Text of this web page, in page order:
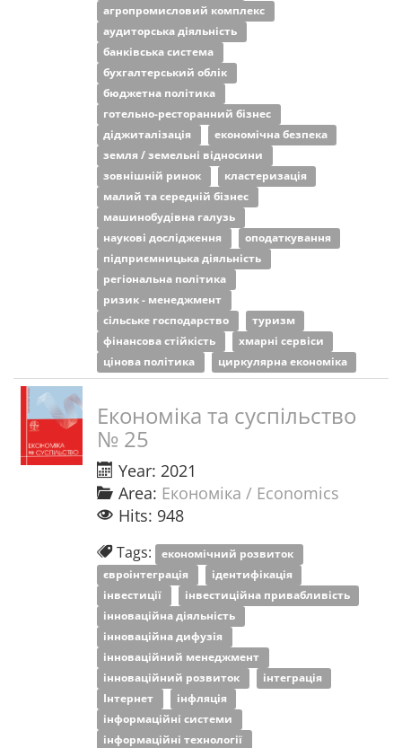
агропромисловий комплекс
аудиторська діяльність
банківська система
бухгалтерський облік
бюджетна політика
готельно-ресторанний бізнес
діджиталізація
економічна безпека
земля / земельні відносини
зовнішній ринок
кластеризація
малий та середній бізнес
машинобудівна галузь
наукові дослідження
оподаткування
підприємницька діяльність
регіональна політика
ризик - менеджмент
сільське господарство
туризм
фінансова стійкість
хмарні сервіси
цінова політика
циркулярна економіка
Економіка та суспільство
№ 25
Year: 2021
Area: Економіка / Economics
Hits: 948
Tags: економічний розвиток
євроінтеграція
ідентифікація
інвестиції
інвестиційна привабливість
інноваційна діяльність
інноваційна дифузія
інноваційний менеджмент
інноваційний розвиток
інтеграція
Інтернет
інфляція
інформаційні системи
інформаційні технології